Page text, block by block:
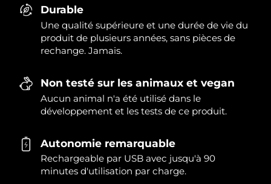
Durable
Une qualité supérieure et une durée de vie du
produit de plusieurs années, sans pièces de
rechange. Jamais.
Non testé sur les animaux et vegan
Aucun animal n'a été utilisé dans le
développement et les tests de ce produit.
Autonomie remarquable
Rechargeable par USB avec jusqu'à 90
minutes d'utilisation par charge.